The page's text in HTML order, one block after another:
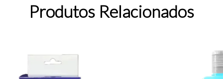
Produtos Relacionados